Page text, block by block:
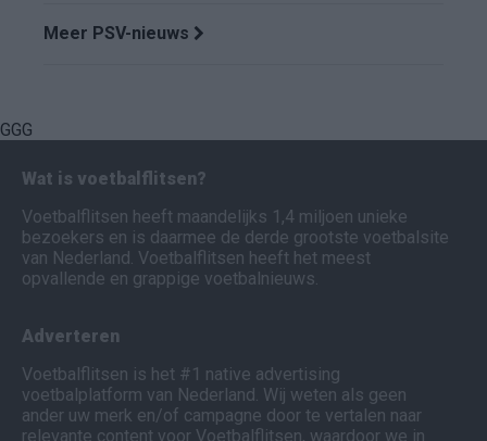
Meer PSV-nieuws
GGG
Wat is voetbalflitsen?
Voetbalflitsen heeft maandelijks 1,4 miljoen unieke
bezoekers en is daarmee de derde grootste voetbalsite
van Nederland. Voetbalflitsen heeft het meest
opvallende en grappige voetbalnieuws.
Adverteren
Voetbalflitsen is het #1 native advertising
voetbalplatform van Nederland. Wij weten als geen
ander uw merk en/of campagne door te vertalen naar
relevante content voor Voetbalflitsen, waardoor we in